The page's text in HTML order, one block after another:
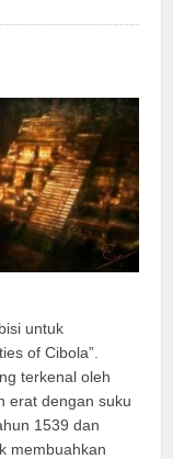
untuk
of Cibola”.
terkenal oleh
erat dengan suku
1539 dan
membuahkan